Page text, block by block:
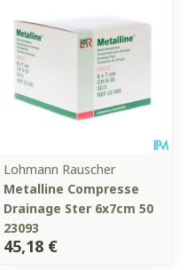
Lohmann Rauscher
Metalline Compresse
Drainage Ster 6x7cm 50
23093
45,18 €